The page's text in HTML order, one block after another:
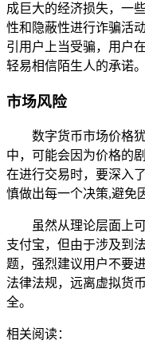
成巨大的经济损失，一
性和隐蔽性进行诈骗活
引用户上当受骗，用户
轻易相信陌生人的承诺。
市场风险
数字货币市场价格
中，可能会因为价格的
在进行交易时，要深入
慎做出每一个决策,避免
虽然从理论层面上
支付宝，但由于涉及到
题，强烈建议用户不要
法律法规，远离虚拟货
全。
相关阅读：